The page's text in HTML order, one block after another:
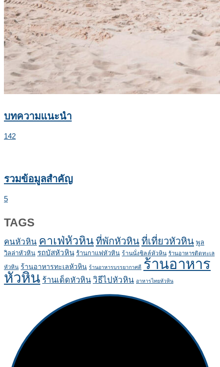
บทความแนะนำ
142
รวมข้อมูลสำคัญ
5
TAGS
คนหัวหิน คาเฟ่หัวหินที่พักหัวหินที่เที่ยวหัวหิน พูล
วิลล่าหัวหิน รถบัสหัวหิน ร้านกาแฟหัวหิน ร้านนั่งชิลล์หัวหิน ร้านอาหารติดทะเล
หัวหิน ร้านอาหารทะเลหัวหิน ร้านอาหารบรรยากาศดี ร้านอาหาร
หัวหิน ร้านเด็ดหัวหิน วิธีไปหัวหิน อาหารไทยหัวหิน